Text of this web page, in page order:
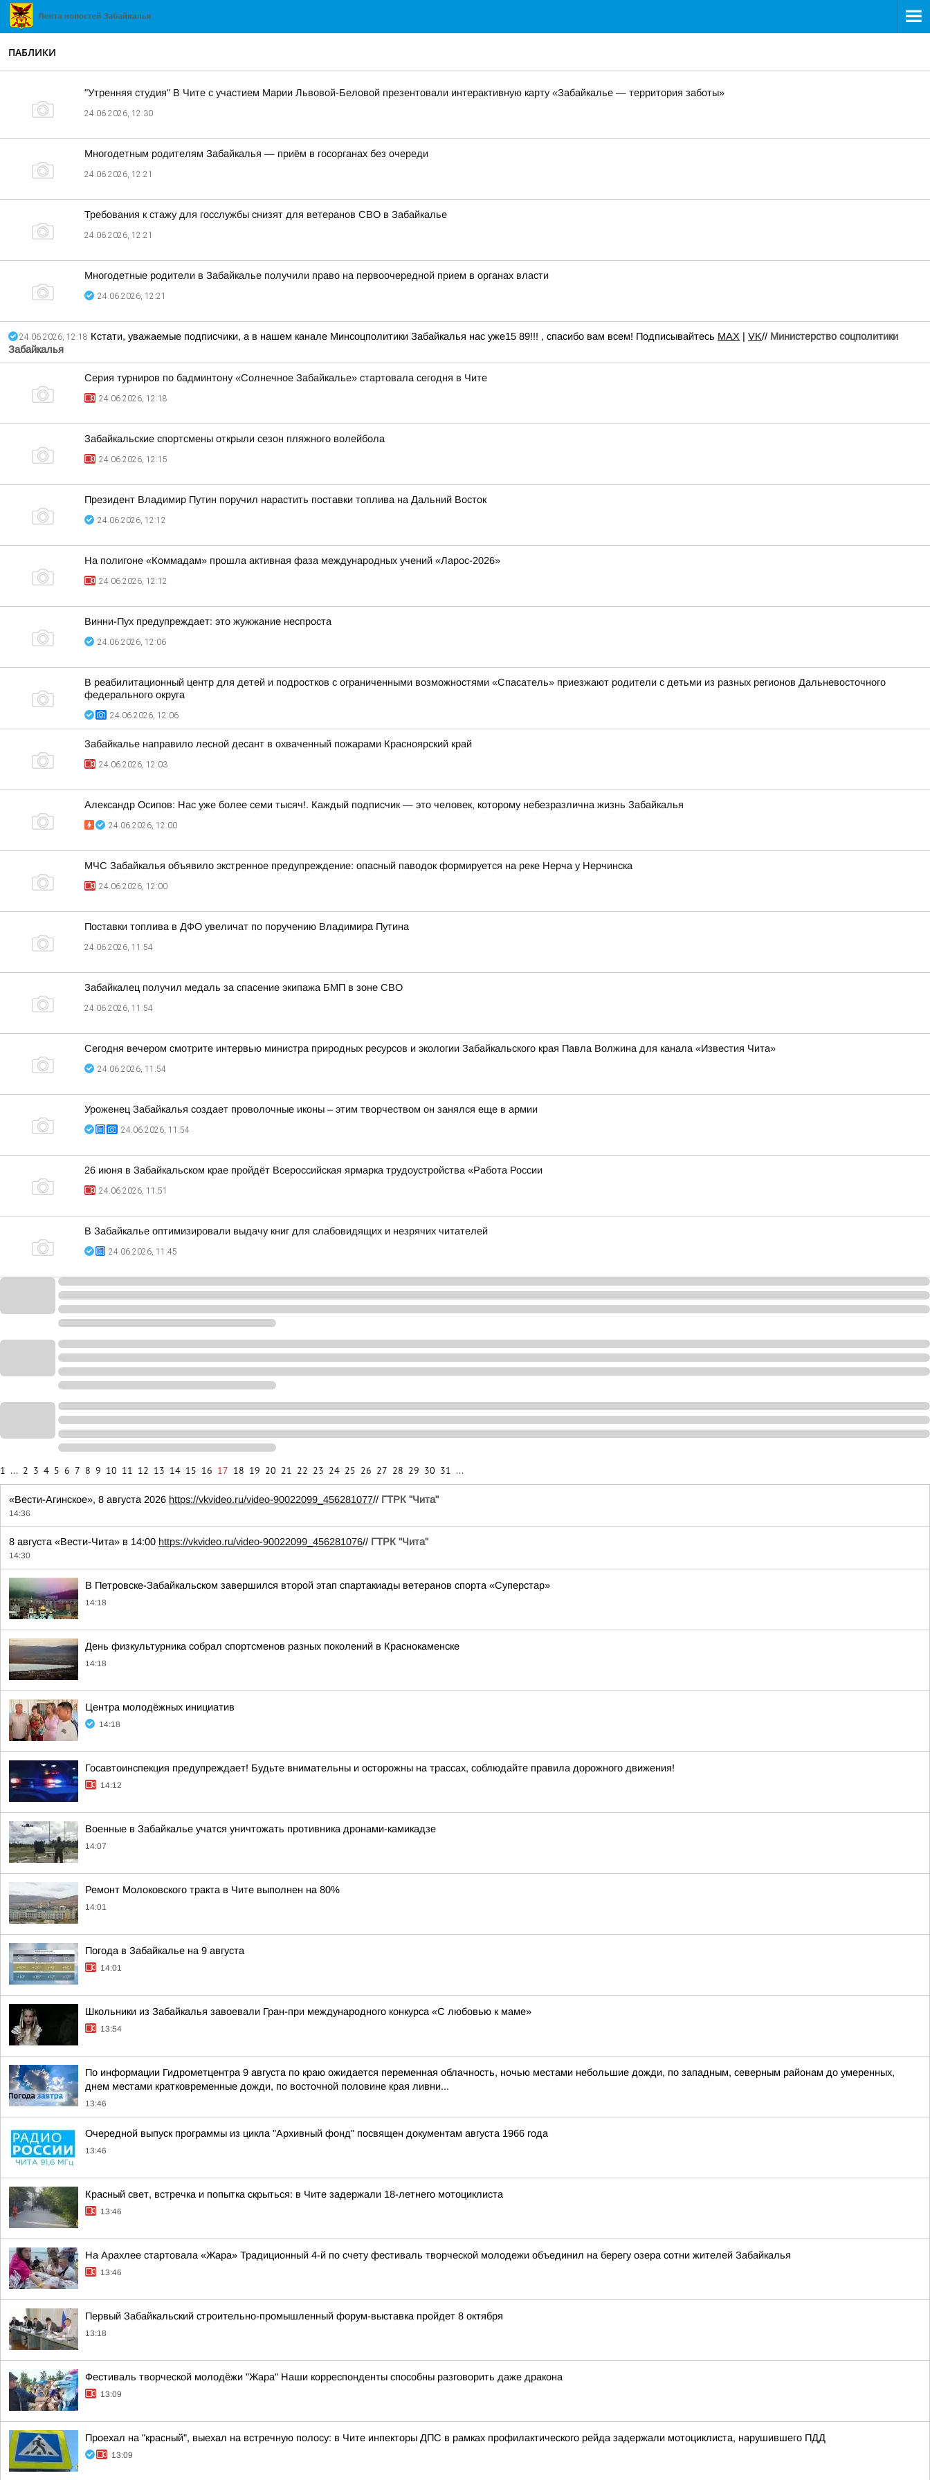
ПАБЛИКИ
"Утренняя студия" В Чите с участием Марии Львовой-Беловой презентовали интерактивную карту «Забайкалье — территория заботы»
24.06.2026, 12:30
Многодетным родителям Забайкалья — приём в госорганах без очереди
24.06.2026, 12:21
Требования к стажу для госслужбы снизят для ветеранов СВО в Забайкалье
24.06.2026, 12:21
Многодетные родители в Забайкалье получили право на первоочередной прием в органах власти
24.06.2026, 12:21
24.06.2026, 12:18 Кстати, уважаемые подписчики, а в нашем канале Минсоцполитики Забайкалья нас уже15 89!!! , спасибо вам всем! Подписывайтесь МАХ | VK// Министерство соцполитики
Забайкалья
Серия турниров по бадминтону «Солнечное Забайкалье» стартовала сегодня в Чите
24.06.2026, 12:18
Забайкальские спортсмены открыли сезон пляжного волейбола
24.06.2026, 12:15
Президент Владимир Путин поручил нарастить поставки топлива на Дальний Восток
24.06.2026, 12:12
На полигоне «Коммадам» прошла активная фаза международных учений «Ларос-2026»
24.06.2026, 12:12
Винни-Пух предупреждает: это жужжание неспроста
24.06.2026, 12:06
В реабилитационный центр для детей и подростков с ограниченными возможностями «Спасатель» приезжают родители с детьми из разных регионов Дальневосточного
федерального округа
24.06.2026, 12:06
Забайкалье направило лесной десант в охваченный пожарами Красноярский край
24.06.2026, 12:03
Александр Осипов: Нас уже более семи тысяч!. Каждый подписчик — это человек, которому небезразлична жизнь Забайкалья
24.06.2026, 12:00
МЧС Забайкалья объявило экстренное предупреждение: опасный паводок формируется на реке Нерча у Нерчинска
24.06.2026, 12:00
Поставки топлива в ДФО увеличат по поручению Владимира Путина
24.06.2026, 11:54
Забайкалец получил медаль за спасение экипажа БМП в зоне СВО
24.06.2026, 11:54
Сегодня вечером смотрите интервью министра природных ресурсов и экологии Забайкальского края Павла Волжина для канала «Известия Чита»
24.06.2026, 11:54
Уроженец Забайкалья создает проволочные иконы – этим творчеством он занялся еще в армии
24.06.2026, 11:54
26 июня в Забайкальском крае пройдёт Всероссийская ярмарка трудоустройства «Работа России
24.06.2026, 11:51
В Забайкалье оптимизировали выдачу книг для слабовидящих и незрячих читателей
24.06.2026, 11:45
1 ... 2 3 4 5 6 7 8 9 10 11 12 13 14 15 16 17 18 19 20 21 22 23 24 25 26 27 28 29 30 31 ...
«Вести-Агинское», 8 августа 2026 https://vkvideo.ru/video-90022099_456281077// ГТРК "Чита"
14:36
8 августа «Вести-Чита» в 14:00 https://vkvideo.ru/video-90022099_456281076// ГТРК "Чита"
14:30
В Петровске-Забайкальском завершился второй этап спартакиады ветеранов спорта «Суперстар»
14:18
День физкультурника собрал спортсменов разных поколений в Краснокаменске
14:18
Центра молодёжных инициатив
14:18
Госавтоинспекция предупреждает! Будьте внимательны и осторожны на трассах, соблюдайте правила дорожного движения!
14:12
Военные в Забайкалье учатся уничтожать противника дронами-камикадзе
14:07
Ремонт Молоковского тракта в Чите выполнен на 80%
14:01
Погода в Забайкалье на 9 августа
14:01
Школьники из Забайкалья завоевали Гран-при международного конкурса «С любовью к маме»
13:54
По информации Гидрометцентра 9 августа по краю ожидается переменная облачность, ночью местами небольшие дожди, по западным, северным районам до умеренных,
днем местами кратковременные дожди, по восточной половине края ливни...
13:46
Очередной выпуск программы из цикла "Архивный фонд" посвящен документам августа 1966 года
13:46
Красный свет, встречка и попытка скрыться: в Чите задержали 18-летнего мотоциклиста
13:46
На Арахлее стартовала «Жара» Традиционный 4-й по счету фестиваль творческой молодежи объединил на берегу озера сотни жителей Забайкалья
13:46
Первый Забайкальский строительно-промышленный форум-выставка пройдет 8 октября
13:18
Фестиваль творческой молодёжи "Жара" Наши корреспонденты способны разговорить даже дракона
13:09
Проехал на "красный", выехал на встречную полосу: в Чите инпекторы ДПС в рамках профилактического рейда задержали мотоциклиста, нарушившего ПДД
13:09